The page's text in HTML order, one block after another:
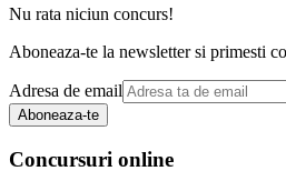
Nu rata niciun concurs!
Aboneaza-te la newsletter si primesti
Adresa de email
Aboneaza-te
Concursuri online